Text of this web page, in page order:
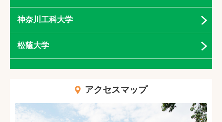
神奈川工科大学
松蔭大学
アクセスマップ